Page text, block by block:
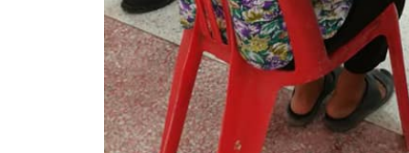
ประกาศผู้ชนะการเสนอราคา
ประกาศราคากลาง
ประกาศเชิญชวนประกวดราคา (e-bidding)